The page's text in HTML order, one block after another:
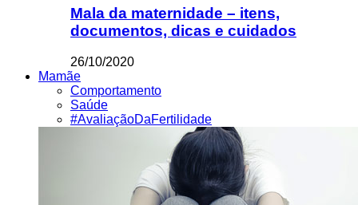
Mala da maternidade – itens,
documentos, dicas e cuidados
26/10/2020
Mamãe
Comportamento
Saúde
#AvaliaçãoDaFertilidade